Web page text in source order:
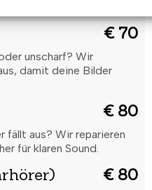
€ 70
unscharf? Wir
damit deine Bilder
€ 80
fällt aus? Wir reparieren
für klaren Sound.
€ 80